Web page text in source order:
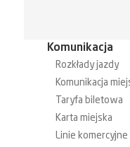
Komunikacja
Rozkłady jazdy
Komunikacja
Taryfa biletowa
Karta miejska
Linie komercyjne